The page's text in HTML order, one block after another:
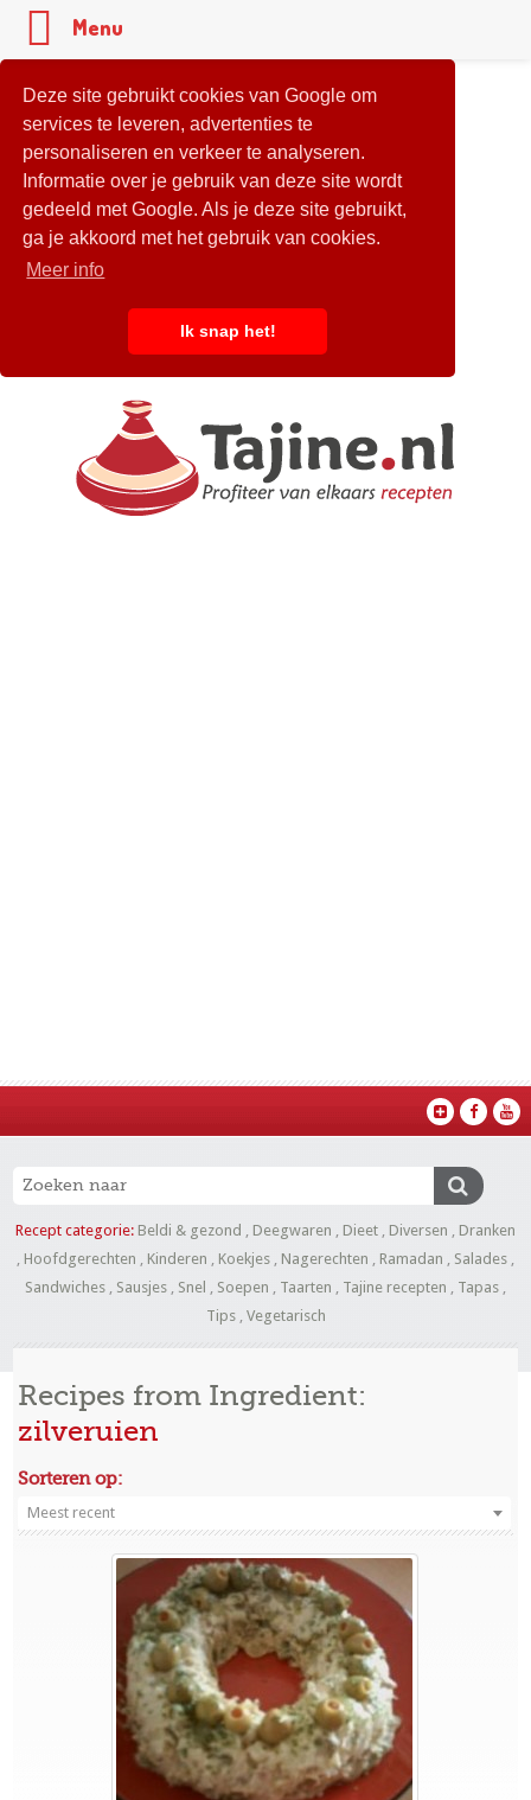
Deze site gebruikt cookies van Google om
services te leveren, advertenties te
personaliseren en verkeer te analyseren.
Informatie over je gebruik van deze site wordt
gedeeld met Google. Als je deze site gebruikt,
ga je akkoord met het gebruik van cookies.
Meer info
Ik snap het!
Recept categorie: Beldi & gezond , Deegwaren , Dieet , Diversen , Dranken
, Hoofdgerechten , Kinderen , Koekjes , Nagerechten , Ramadan , Salades ,
Sandwiches , Sausjes , Snel , Soepen , Taarten , Tajine recepten , Tapas ,
Tips, Vegetarisch
Recipes from Ingredient:
zilveruien
Sorteren op:
Meest recent
Menu